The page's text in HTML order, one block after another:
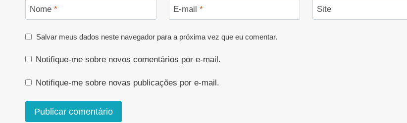
Nome * E-mail * Site
Salvar meus dados neste navegador para a próxima vez que eu comentar.
Notifique-me sobre novos comentários por e-mail.
Notifique-me sobre novas publicações por e-mail.